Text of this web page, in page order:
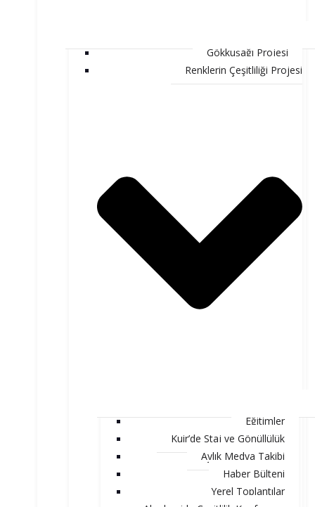
Gökkuşağı Projesi
Renklerin Çeşitliliği Projesi
Eğitimler
Kuir’de Staj ve Gönüllülük
Aylık Medya Takibi
Haber Bülteni
Yerel Toplantılar